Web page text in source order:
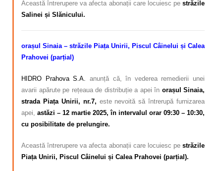
Această întrerupere va afecta abonații care locuiesc pe străzile
Salinei și Slănicului.
orașul Sinaia – străzile Piața Unirii, Piscul Câinelui și Calea
Prahovei (parțial)
HIDRO Prahova S.A. anunță că, în vederea remedierii unei
avarii apărute pe rețeaua de distribuție a apei în orașul Sinaia,
strada Piața Unirii, nr.7, este nevoită să întrerupă furnizarea
apei, astăzi – 12 martie 2025, în intervalul orar 09:30 – 10:30,
cu posibilitate de prelungire.
Această întrerupere va afecta abonații care locuiesc pe străzile
Piața Unirii, Piscul Câinelui și Calea Prahovei (parțial).